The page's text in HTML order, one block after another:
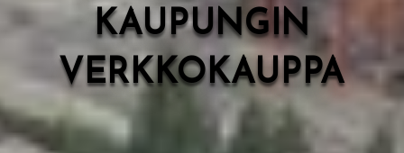
KAUPUNGIN
VERKKOKAUPPA